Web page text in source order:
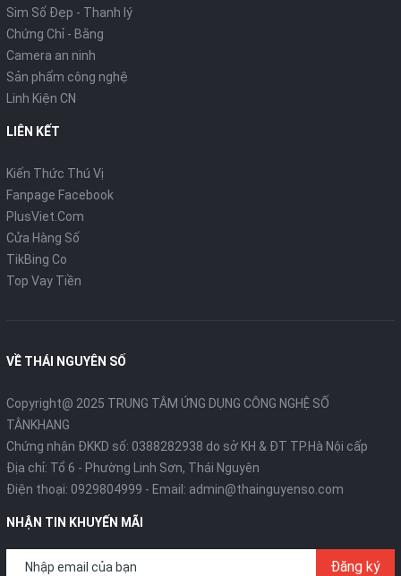
Sim Số Đẹp - Thanh lý
Chứng Chỉ - Bằng
Camera an ninh
Sản phẩm công nghệ
Linh Kiện CN
LIÊN KẾT
Kiến Thức Thú Vị
Fanpage Facebook
PlusViet.Com
Cửa Hàng Số
TikBing Co
Top Vay Tiền
VỀ THÁI NGUYÊN SỐ
Copyright@ 2025 TRUNG TÂM ỨNG DỤNG CÔNG NGHỆ SỐ
TÂNKHANG
Chứng nhận ĐKKD số: 0388282938 do sở KH & ĐT TP.Hà Nội cấp
Địa chỉ: Tổ 6 - Phường Linh Sơn, Thái Nguyên
Điện thoại: 0929804999 - Email: admin@thainguyenso.com
NHẬN TIN KHUYẾN MÃI
Đăng ký